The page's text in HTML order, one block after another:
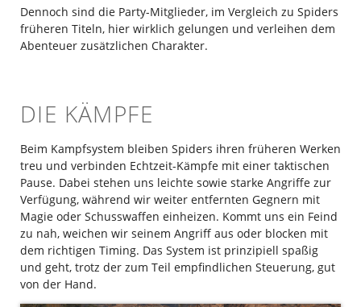
Dennoch sind die Party-Mitglieder, im Vergleich zu Spiders
früheren Titeln, hier wirklich gelungen und verleihen dem
Abenteuer zusätzlichen Charakter.
DIE KÄMPFE
Beim Kampfsystem bleiben Spiders ihren früheren Werken
treu und verbinden Echtzeit-Kämpfe mit einer taktischen
Pause. Dabei stehen uns leichte sowie starke Angriffe zur
Verfügung, während wir weiter entfernten Gegnern mit
Magie oder Schusswaffen einheizen. Kommt uns ein Feind
zu nah, weichen wir seinem Angriff aus oder blocken mit
dem richtigen Timing. Das System ist prinzipiell spaßig
und geht, trotz der zum Teil empfindlichen Steuerung, gut
von der Hand.